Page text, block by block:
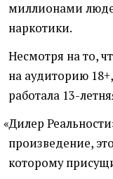
миллионами
наркотики.
Несмотря на то,
на аудиторию
работала 13-
«Дилер
произведение,
которому